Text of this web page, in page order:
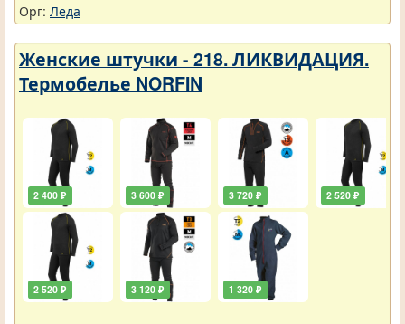
Орг: Леда
Женские штучки - 218. ЛИКВИДАЦИЯ.
Термобелье NORFIN
2 400 ₽
2 520 ₽
3 600 ₽
3 120 ₽
3 720 ₽
1 320 ₽
2 520 ₽